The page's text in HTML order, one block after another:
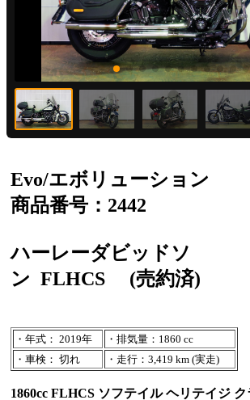
Evo/エボリューション
商品番号：2442
ハーレーダビッドソ
ン FLHCS (売約済)
・年式： 2019年
・排気量：1860 cc
・車検： 切れ
・走行：3,419 km (実走)
1860cc FLHCS ソフテイル ヘリテイジ ク